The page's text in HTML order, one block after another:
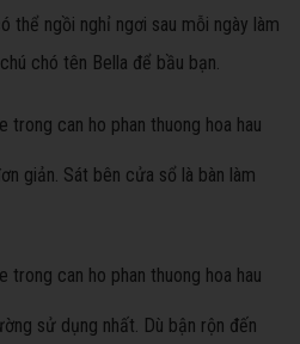
thể ngồi nghỉ ngơi sau mỗi ngày làm
chó tên Bella để bầu bạn.
giản. Sát bên cửa sổ là bàn làm
sử dụng nhất. Dù bận rộn đến